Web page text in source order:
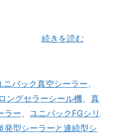
続きを読む
ニバック真空シーラー、
ロングセラーシール機、 真
ラー、 ユニバックFGシリ
発型シーラーと連続型シ